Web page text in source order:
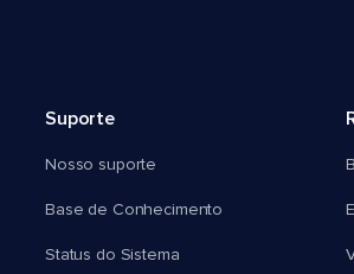
Suporte
Nosso suporte
Base de Conhecimento
Status do Sistema